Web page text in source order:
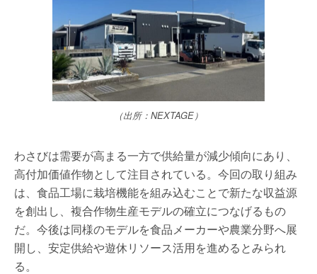
（出所：NEXTAGE）
わさびは需要が高まる一方で供給量が減少傾向にあり、
高付加価値作物として注目されている。今回の取り組み
は、食品工場に栽培機能を組み込むことで新たな収益源
を創出し、複合作物生産モデルの確立につなげるもの
だ。今後は同様のモデルを食品メーカーや農業分野へ展
開し、安定供給や遊休リソース活用を進めるとみられ
る。